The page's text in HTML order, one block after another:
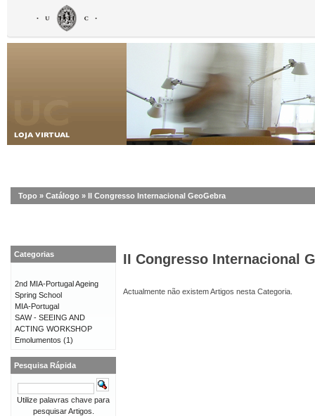
Topo » Catálogo » II Congresso Internacional GeoGebra
II Congresso Internacional
Actualmente não existem Artigos nesta Categoria.
Categorias
2nd MIA-Portugal Ageing
Spring School
MIA-Portugal
SAW - SEEING AND
ACTING WORKSHOP
Emolumentos (1)
Pesquisa Rápida
Utilize palavras chave para
pesquisar Artigos.